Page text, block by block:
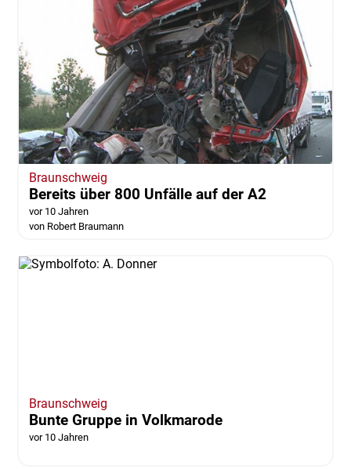
Braunschweig
Bereits über 800 Unfälle auf der A2
vor 10 Jahren
von Robert Braumann
Braunschweig
Bunte Gruppe in Volkmarode
vor 10 Jahren